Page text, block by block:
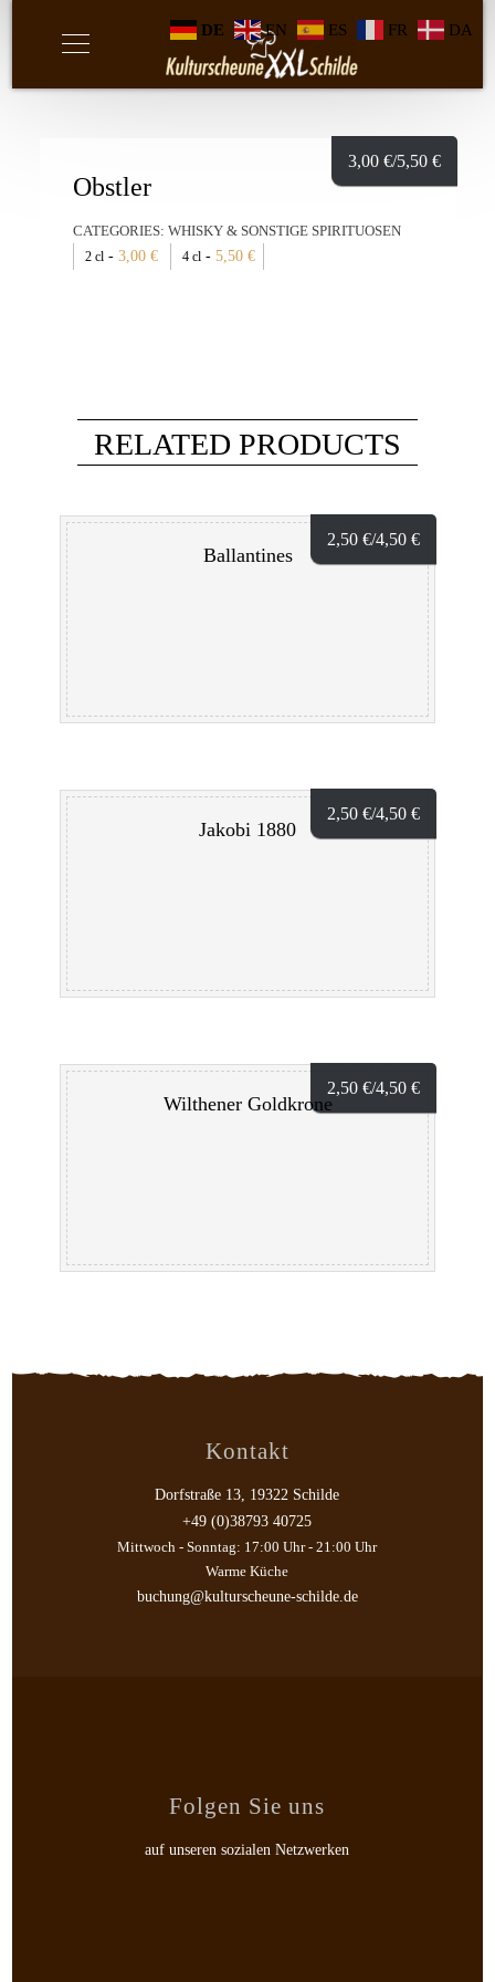
Obstler
CATEGORIES:WHISKY & SONSTIGE SPIRITUOSEN
2 cl -3,00€ 4 cl -5,50€
3,00 €/5,50 €
RELATED PRODUCTS
2,50 €/4,50 €
Ballantines
2,50 €/4,50 €
Jakobi 1880
2,50 €/4,50 €
Wilthener Goldkrone
Kontakt
Dorfstraße 13, 19322 Schilde
+49 (0)38793 40725
Mittwoch - Sonntag: 17:00 Uhr - 21:00 Uhr
Warme Küche
buchung@kulturscheune-schilde.de
Folgen Sie uns
auf unseren sozialen Netzwerken
DE EN ES FR DA